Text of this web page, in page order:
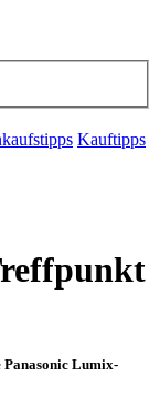
Kauftipps
Panasonic Lumix-